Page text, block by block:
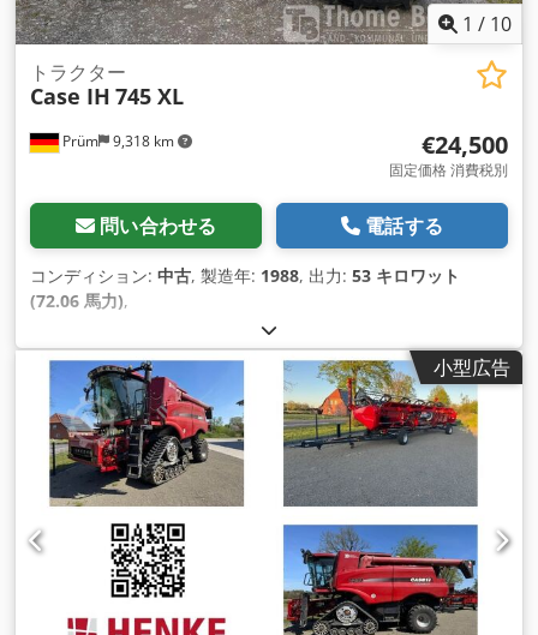
1 / 10
Prüm 9,318 km
トラクター
Case IH 745 XL
€24,500
固定価格 消費税別
問い合わせる 電話する
コンディション: 中古, 製造年: 1988, 出力: 53 キロワット
(72.06 馬力),
小型広告